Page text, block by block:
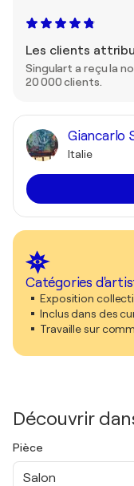
Les clients
Singulart a reçu la
20 000 clients.
Giancarlo
Italie
Catégories
Exposition
Inclus dans des
Travaille sur
Découvrir
Pièce
Salon